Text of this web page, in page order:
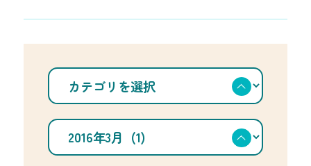
カ
ゴ
リ
を
選
ア
カ
イ